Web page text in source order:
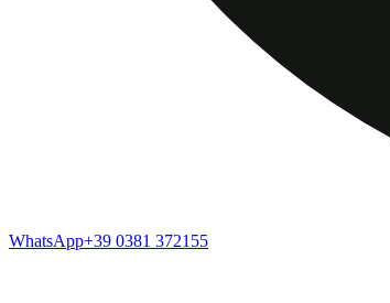
WhatsApp+39 0381 372155